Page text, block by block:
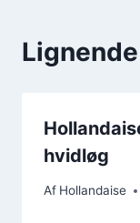
hvidløg
Af Hollandaise